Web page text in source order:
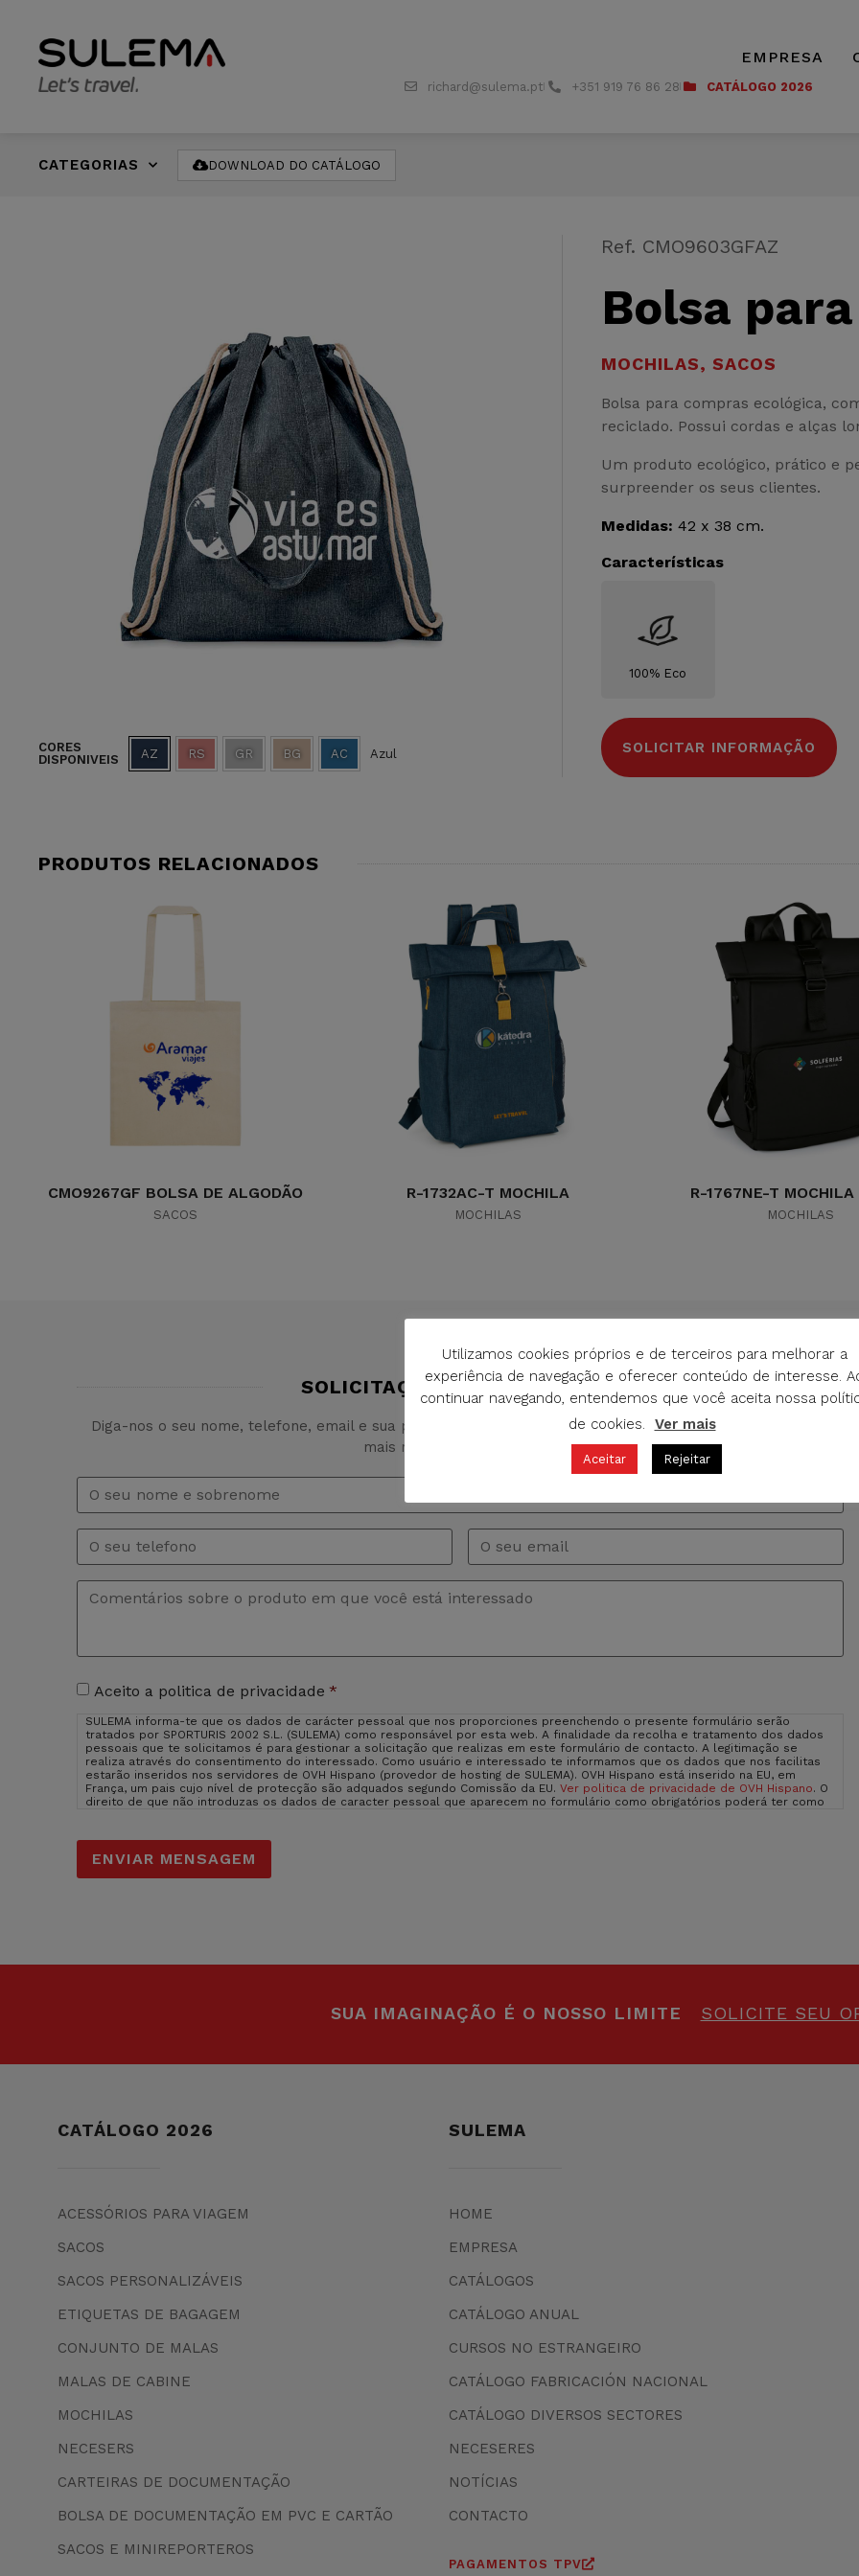
EMPRESA
richard@sulema.pt +351 919 76 86 28 CATÁLOGO 2026
CATEGORIAS DOWNLOAD DO CATÁLOGO
CORES
DISPONIVEIS
AZ RS GR BG AC Azul
Ref. CMO9603GFAZ
Bolsa
MOCHILAS, SACOS
Bolsa para compras ecológica,
reciclado. Possui cordas e alças
Um produto ecológico, prático e
surpreender os seus clientes.
Medidas: 42 x 38 cm.
Características
100% Eco
SOLICITAR INFORMAÇÃO
PRODUTOS RELACIONADOS
CMO9267GF BOLSA DE ALGODÃO
SACOS
R-1732AC-T MOCHILA
MOCHILAS
R-1767NE-T MOCHILA
MOCHILAS
SOLICITAÇÃO DE INFORMAÇÃO
Diga-nos o seu nome, telefone, email e sua pergunta sobre este produto. Vamos atender a seu pedido o
mais rapidamente possível.
Nome
sobrenome *
Telefono Email
Comentários
Aceitação
privacidade *
Aceito a politica de privacidade *
SULEMA informa-te que os dados de carácter pessoal que nos proporciones preenchendo o presente formulário serão
tratados por SPORTURIS 2002 S.L. (SULEMA) como responsável por esta web. A finalidade da recolha e tratamento dos dados
pessoais que te solicitamos é para gestionar a solicitação que realizas em este formulário de contacto. A legitimação se
realiza através do consentimento do interessado. Como usuário e interessado te informamos que os dados que nos facilitas
estarão inseridos nos servidores de OVH Hispano (provedor de hosting de SULEMA). OVH Hispano está inserido na EU, em
França, um pais cujo nível de protecção são adquados segundo Comissão da EU. Ver politica de privacidade de OVH Hispano. O
direito de que não introduzas os dados de caracter pessoal que aparecem no formulário como obrigatórios poderá ter como
control. Podes consultar a informação adicional e detalhada sobre Proteção de Dados na nossa página web: sulemagroup.com
assim como consultar a nossa
SUA IMAGINAÇÃO É O NOSSO LIMITE SOLICITE SEU
CATÁLOGO 2026
ACESSÓRIOS PARA VIAGEM
SACOS
SACOS PERSONALIZÁVEIS
ETIQUETAS DE BAGAGEM
CONJUNTO DE MALAS
MALAS DE CABINE
MOCHILAS
NECESERS
CARTEIRAS DE DOCUMENTAÇÃO
BOLSA DE DOCUMENTAÇÃO EM PVC E CARTÃO
SACOS E MINIREPORTEROS
SULEMA
HOME
EMPRESA
CATÁLOGOS
CATÁLOGO ANUAL
CURSOS NO ESTRANGEIRO
CATÁLOGO FABRICACIÓN NACIONAL
CATÁLOGO DIVERSOS SECTORES
NECESERES
NOTÍCIAS
CONTACTO
PAGAMENTOS TPV
Utilizamos cookies próprios e de terceiros para melhorar a
experiência de navegação e oferecer conteúdo de interesse.
continuar navegando, entendemos que você aceita nossa
de cookies.
Ver mais
Aceitar Rejeitar